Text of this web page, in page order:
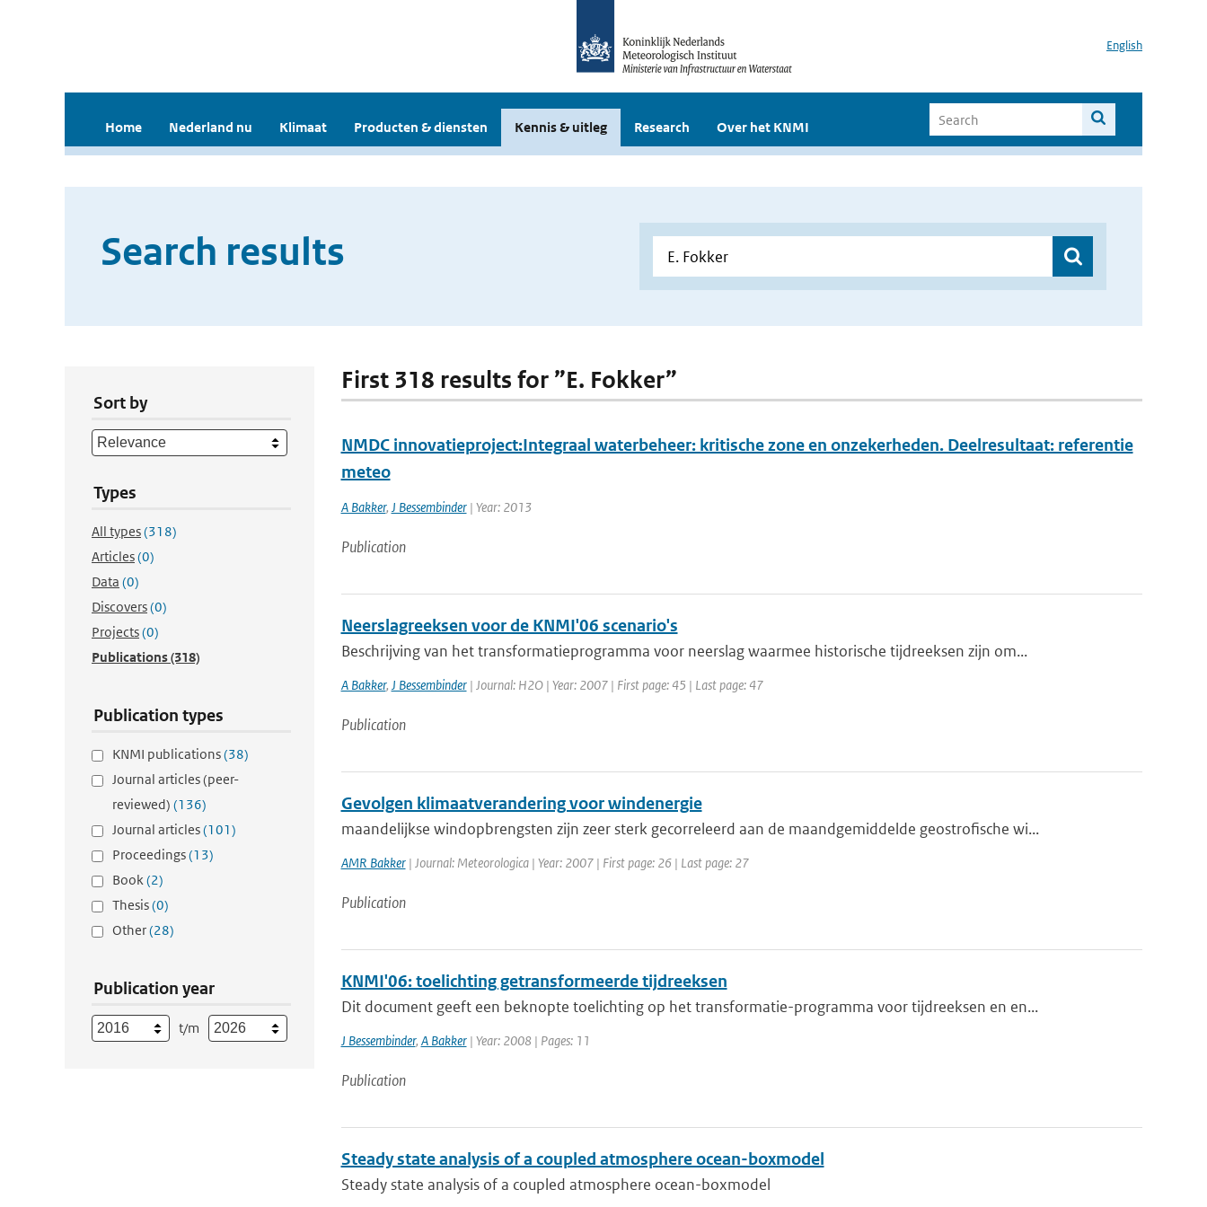
English
Home Nederland nu Klimaat Producten & diensten Kennis & uitleg Research Over het KNMI
Search results
Sort by
Types
All types(318)
Articles(0)
Data (0)
Discovers(0)
Projects(0)
Publications(318)
Publication types
KNMI publications(38)
Journal articles (peer-
reviewed) (136)
Journal articles(101)
Proceedings(13)
Book(2)
Thesis(0)
Other(28)
Publication year
t/m
First 318 results for ”E. Fokker”
NMDC innovatieproject:Integraal waterbeheer: kritische zone en onzekerheden. Deelresultaat: referentie
meteo
A Bakker, J Bessembinder| Year: 2013
Publication
Neerslagreeksen voor de KNMI'06 scenario's
Beschrijving van het transformatieprogramma voor neerslag waarmee historische tijdreeksen zijn om...
A Bakker, J Bessembinder| Journal: H2O | Year: 2007 | First page: 45 | Last page: 47
Publication
Gevolgen klimaatverandering voor windenergie
maandelijkse windopbrengsten zijn zeer sterk gecorreleerd aan de maandgemiddelde geostrofische wi...
AMR Bakker| Journal: Meteorologica | Year: 2007 | First page: 26 | Last page: 27
Publication
KNMI'06: toelichting getransformeerde tijdreeksen
Dit document geeft een beknopte toelichting op het transformatie-programma voor tijdreeksen en en...
J Bessembinder, A Bakker| Year: 2008 | Pages: 11
Publication
Steady state analysis of a coupled atmosphere ocean-boxmodel
Steady state analysis of a coupled atmosphere ocean-boxmodel